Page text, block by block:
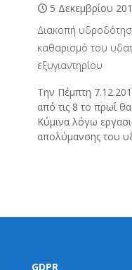
5 Δεκεμβρίου
Διακοπή
καθαρισμό του
εξυγιαντηρίου
Την Πέμπτη
από τις 8 το πρωί
Κύμινα λόγω
απολύμανσης του
GDPR